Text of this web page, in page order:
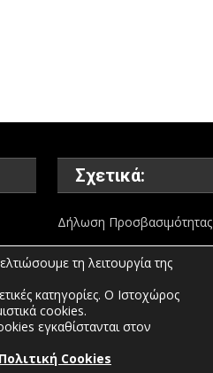
Σχετικά:
Δήλωση Προσβασιμότητας
τη λειτουργία της
κατηγορίες. Ο Ιστοχώρος
cookies.
εγκαθίστανται στον
Πολιτική Cookies